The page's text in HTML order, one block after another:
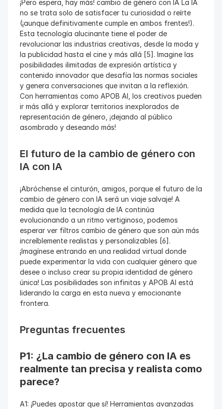
¡Pero espera, hay más! cambio de género con IA La IA
no se trata solo de satisfacer tu curiosidad o reírte
(¡aunque definitivamente cumple en ambos frentes!).
Esta tecnología alucinante tiene el poder de
revolucionar las industrias creativas, desde la moda y
la publicidad hasta el cine y más allá [5]. Imagine las
posibilidades ilimitadas de expresión artística y
contenido innovador que desafía las normas sociales
y genera conversaciones que invitan a la reflexión.
Con herramientas como APOB AI, los creativos pueden
ir más allá y explorar territorios inexplorados de
representación de género, ¡dejando al público
asombrado y deseando más!
El futuro de la cambio de género con
IA con IA
¡Abróchense el cinturón, amigos, porque el futuro de la
cambio de género con IA será un viaje salvaje! A
medida que la tecnología de IA continúa
evolucionando a un ritmo vertiginoso, podemos
esperar ver filtros cambio de género que son aún más
increíblemente realistas y personalizables [6].
¡Imagínese entrando en una realidad virtual donde
puede experimentar la vida con cualquier género que
desee o incluso crear su propia identidad de género
única! Las posibilidades son infinitas y APOB AI está
liderando la carga en esta nueva y emocionante
frontera.
Preguntas frecuentes
P1: ¿La cambio de género con IA es
realmente tan precisa y realista como
parece?
A1: ¡Puedes apostar que sí! Herramientas avanzadas